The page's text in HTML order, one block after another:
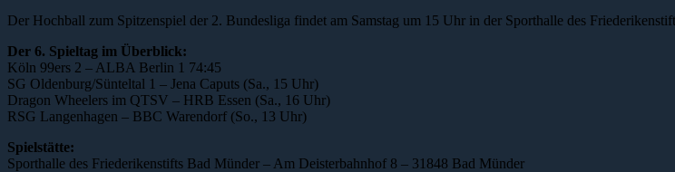
Der Hochball zum Spitzenspiel der 2. Bundesliga findet am Samstag um 15 Uhr in der Sporthalle des
Der 6. Spieltag im Überblick:
Köln 99ers 2 – ALBA Berlin 1 74:45
SG Oldenburg/Sünteltal 1 – Jena Caputs (Sa., 15 Uhr)
Dragon Wheelers im QTSV – HRB Essen (Sa., 16 Uhr)
RSG Langenhagen – BBC Warendorf (So., 13 Uhr)
Spielstätte:
Sporthalle des Friederikenstifts Bad Münder – Am Deisterbahnhof 8 – 31848 Bad Münder